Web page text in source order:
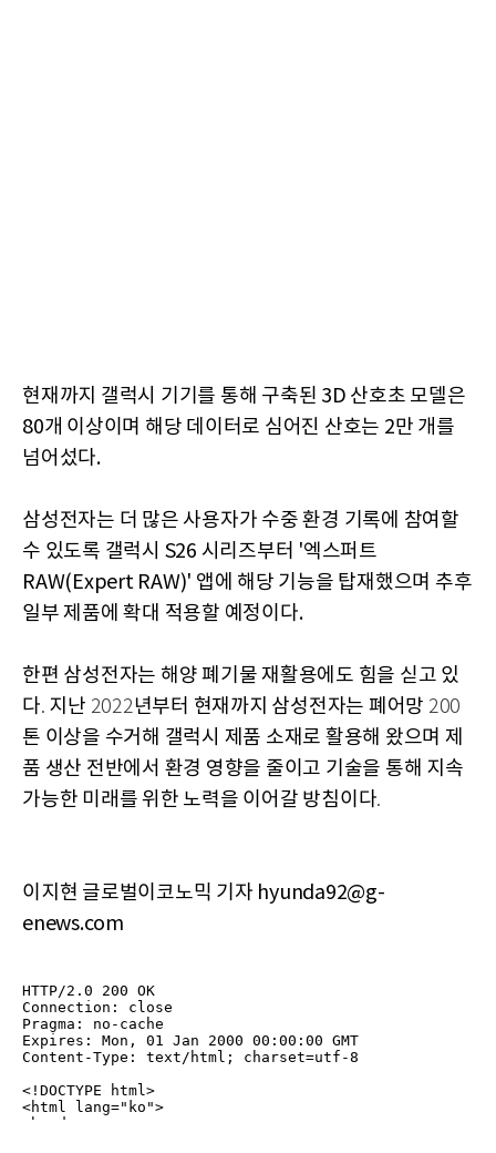
현재까지 갤럭시 기기를 통해 구축된 3D 산호초 모델은
80개 이상이며 해당 데이터로 심어진 산호는 2만 개를
넘어섰다.
삼성전자는 더 많은 사용자가 수중 환경 기록에 참여할
수 있도록 갤럭시 S26 시리즈부터 '엑스퍼트
RAW(Expert RAW)' 앱에 해당 기능을 탑재했으며 추후
일부 제품에 확대 적용할 예정이다.
한편 삼성전자는 해양폐기물재활용에도 힘을 싣고 있
다. 지난 2022년부터 현재까지 삼성전자는 폐어망 200
톤 이상을 수거해 갤럭시 제품 소재로 활용해 왔으며 제
품 생산 전반에서 환경 영향을 줄이고 기술을 통해 지속
가능한 미래를위한 노력을 이어갈 방침이다.
이지현 글로벌이코노믹 기자 hyunda92@g-
enews.com